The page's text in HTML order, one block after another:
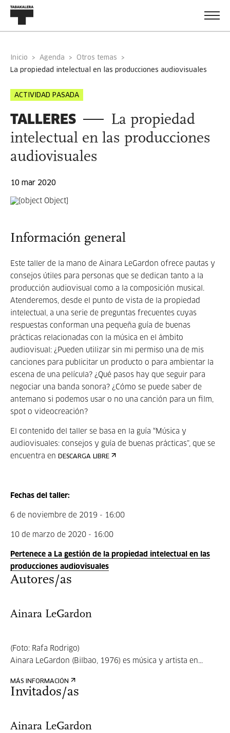
Inicio Agenda
Otros temas
la propiedad intelectual en las producciones audiovisuales
ACTIVIDAD PASADA
TALLERES
La propiedad
intelectual en las producciones
audiovisuales
10 mar 2020
Información general
Este taller de la mano de Ainara LeGardon ofrece pautas y
consejos útiles para personas que se dedican tanto a la
producción audiovisual como a la composición musical.
Atenderemos, desde el punto de vista de la propiedad
intelectual, a una serie de preguntas frecuentes cuyas
respuestas conforman una pequeña guía de buenas
prácticas relacionadas con la música en el ámbito
audiovisual: ¿Pueden utilizar sin mi permiso una de mis
canciones para publicitar un producto o para ambientar la
escena de una película? ¿Qué pasos hay que seguir para
negociar una banda sonora? ¿Cómo se puede saber de
antemano si podemos usar o no una canción para un film,
spot o videocreación?
El contenido del taller se basa en la guía “Música y
audiovisuales: consejos y guía de buenas prácticas”, que se
encuentra en DESCARGA LIBRE
Fechas del taller:
6 de noviembre de 2019 - 16:00
10 de marzo de 2020 - 16:00
Pertenece a La gestión de la propiedad intelectual en las
producciones audiovisuales
Autores/as
Ainara LeGardon
(Foto: Rafa Rodrigo)
Ainara LeGardon (Bilbao, 1976) es música y artista en...
MÁS INFORMACIÓN
Invitados/as
Ainara LeGardon